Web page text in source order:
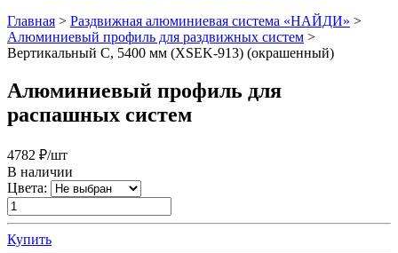
Главная > Раздвижная алюминиевая система «НАЙДИ» >
Алюминиевый профиль для раздвижных систем >
Вертикальный С, 5400 мм (XSEK-913) (окрашенный)
Алюминиевый профиль для
распашных систем
4782 ₽/шт
В наличии
Цвета:
Купить